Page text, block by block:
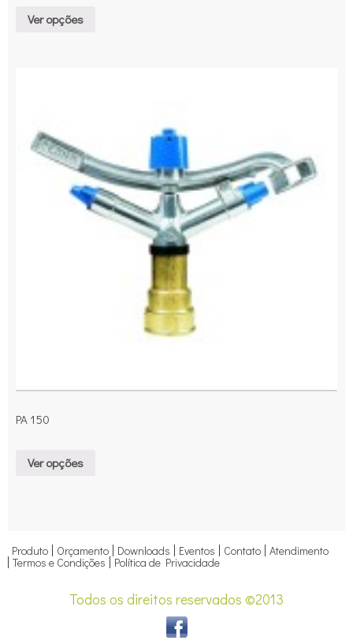
Ver opções
PA 150
Ver opções
Produto Orçamento Downloads Eventos Contato Atendimento
Termos e Condições Política de Privacidade
Todos os direitos reservados ©2013